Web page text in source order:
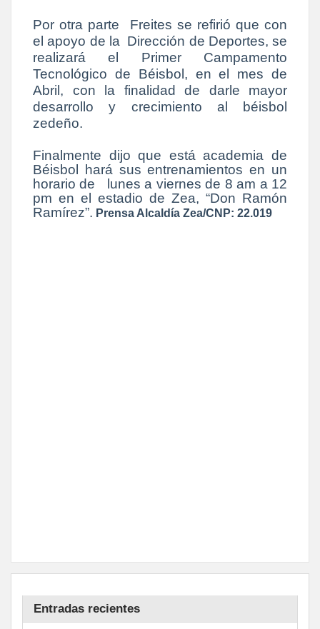
Por otra parte Freites se refirió que con
el apoyo de la Dirección de Deportes, se
realizará el Primer Campamento
Tecnológico de Béisbol, en el mes de
Abril, con la finalidad de darle mayor
desarrollo y crecimiento al béisbol
zedeño.
Finalmente dijo que está academia de
Béisbol hará sus entrenamientos en un
horario de lunes a viernes de 8 am a 12
pm en el estadio de Zea, “Don Ramón
Ramírez”. Prensa Alcaldía Zea/CNP: 22.019
Entradas recientes